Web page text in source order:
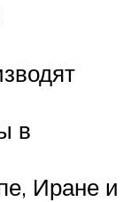
в
Иране и